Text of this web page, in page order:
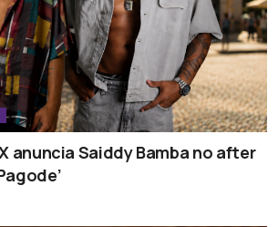
anuncia Saiddy Bamba no after